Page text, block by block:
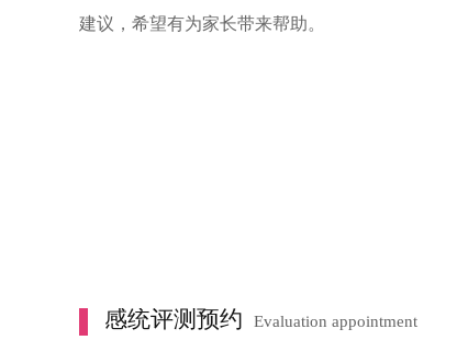
建议，希望有为家长带来帮助。
感统评测预约 Evaluation appointment